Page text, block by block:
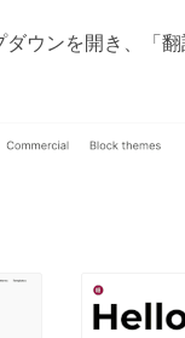
ウンを開き、「